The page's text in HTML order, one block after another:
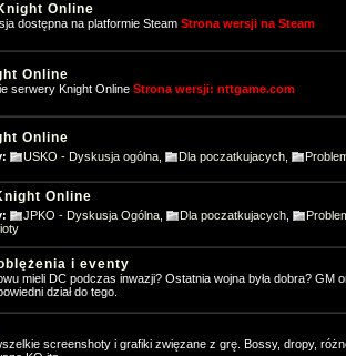
Online
dostępna na platformie Steam Strona wersji na Steam
Online
serwery Knight Online Strona wersji: nttgame.com
Online
USKO - Dyskusja ogólna Dla poczatkujacych
Online
JPKO - Dyskusja Ogólna Dla poczatkujacych
i eventy
mieli DC podczas inwazji? Ostatnia wojna była dobra?
dział do tego.
screenshoty i grafiki zwięzane z grę. Bossy, dropy,
*Hangman
Gra ktoś w Nową online na
Pogo- 2025-01-31 17:31:27
Też jestem pos wrażeniem, że
Pogo- 2025-01-31 17:32:05
Jakby co osobiście gram w ko na
4Dominik- 2025-02-11 19:31:52